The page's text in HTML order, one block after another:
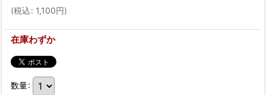
(税込: 1,100円)
在庫わずか
数量: